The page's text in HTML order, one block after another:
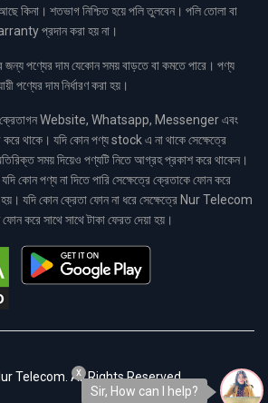
কিনা। শতভাগ নিশ্চিত হয়ে পলি তুলবেন। পলি তোলা বা
প্রদান করা হয় না।
পণ্যের দাম যেকোন সময় বাড়তে বা কমতে পারে। পণ্য
পণ্যের দাম নির্ধারণ করা হয়।
ক্রেতাগন Website, Whatsapp, Messenger এবং
থাকে। যদি কোন পণ্য stock এ না থাকে সেক্ষেত্রে
সময় দিয়েও পণ্যটি নিতে আগ্রহ প্রকাশ করে থাকেন।
কোন পণ্য না দিতে পারি সেক্ষেত্রে ক্রেতাকে ফোন করে
হয়। যদি কোন ক্রেতা ফোন না ধরে সেক্ষেত্রে Nur Telecom
ফোন করে সাথে সাথে টাকা ফেরত দেয়া হয়।
Telecom. All Rights Reserved.
Sir, How can I help?
x